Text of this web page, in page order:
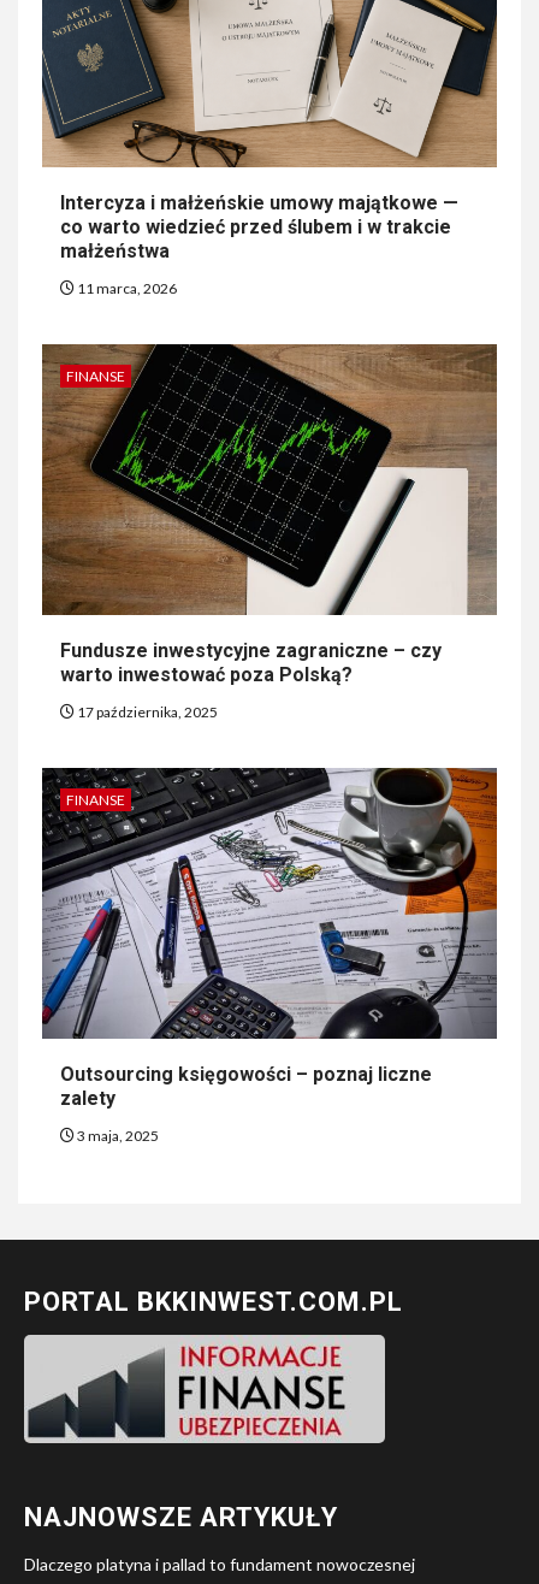
Intercyza i małżeńskie umowy majątkowe —
co warto wiedzieć przed ślubem i w trakcie
małżeństwa
11 marca, 2026
FINANSE
Fundusze inwestycyjne zagraniczne – czy
warto inwestować poza Polską?
17 października, 2025
FINANSE
Outsourcing księgowości – poznaj liczne
zalety
3 maja, 2025
PORTAL BKKINWEST.COM.PL
NAJNOWSZE ARTYKUŁY
Dlaczego platyna i pallad to fundament nowoczesnej